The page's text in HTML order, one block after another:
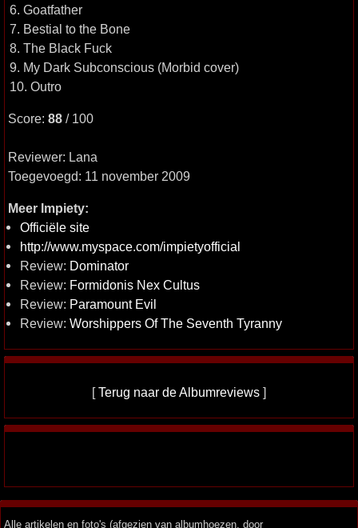
6. Goatfather
7. Bestial to the Bone
8. The Black Fuck
9. My Dark Subconscious (Morbid cover)
10. Outro
Score: 88 / 100
Reviewer: Lana
Toegevoegd: 11 november 2009
Meer Impiety:
Officiële site
http://www.myspace.com/impietyofficial
Review: Dominator
Review: Formidonis Nex Cultus
Review: Paramount Evil
Review: Worshippers Of The Seventh Tyranny
[Terug naar de Albumreviews ]
Alle artikelen en foto's (afgezien van albumhoezen, door